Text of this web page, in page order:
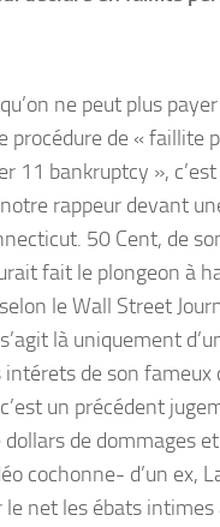
ne peut plus
procédure de « faillite
11 bankruptcy »,
rappeur devant
50 Cent, de
fait le plongeon à
le Wall Street
là uniquement
intérets de son
un précédent
de dommages
cochonne- d’un ex,
le net les ébats